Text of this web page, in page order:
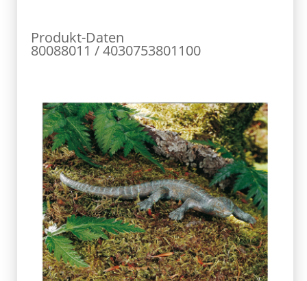
Produkt-Daten
80088011 / 4030753801100